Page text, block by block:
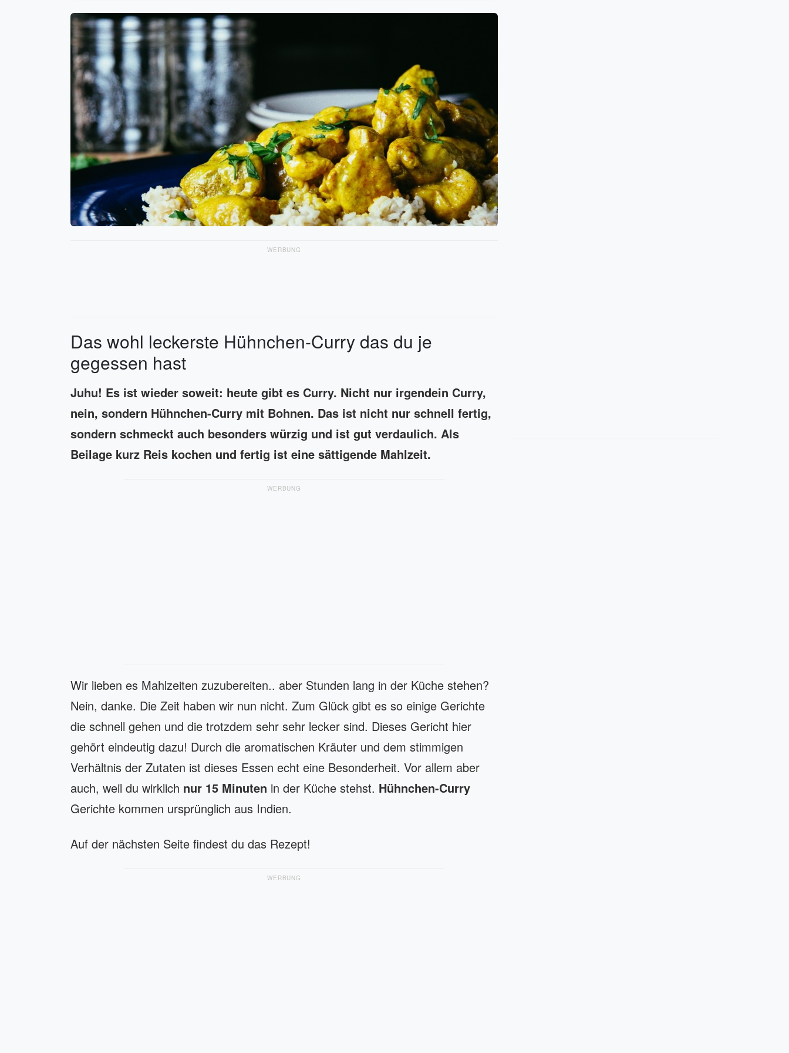
WERBUNG
Das wohl leckerste Hühnchen-Curry das du je
gegessen hast
Juhu! Es ist wieder soweit: heute gibt es Curry. Nicht nur irgendein Curry,
nein, sondern Hühnchen-Curry mit Bohnen. Das ist nicht nur schnell fertig,
sondern schmeckt auch besonders würzig und ist gut verdaulich. Als
Beilage kurz Reis kochen und fertig ist eine sättigende Mahlzeit.
WERBUNG
Wir lieben es Mahlzeiten zuzubereiten.. aber Stunden lang in der Küche stehen?
Nein, danke. Die Zeit haben wir nun nicht. Zum Glück gibt es so einige Gerichte
die schnell gehen und die trotzdem sehr sehr lecker sind. Dieses Gericht hier
gehört eindeutig dazu! Durch die aromatischen Kräuter und dem stimmigen
Verhältnis der Zutaten ist dieses Essen echt eine Besonderheit. Vor allem aber
auch, weil du wirklich nur 15 Minuten in der Küche stehst. Hühnchen-Curry
Gerichte kommen ursprünglich aus Indien.
Auf der nächsten Seite findest du das Rezept!
WERBUNG